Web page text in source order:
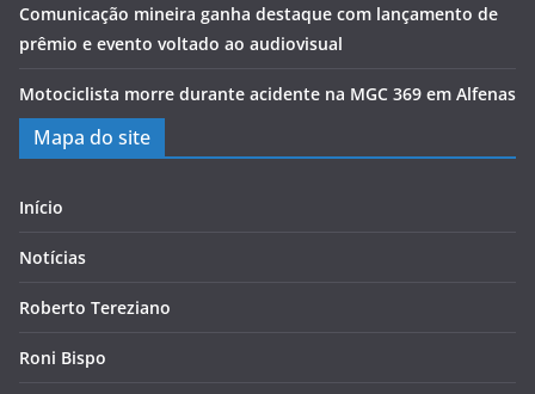
Comunicação mineira ganha destaque com lançamento de
prêmio e evento voltado ao audiovisual
Motociclista morre durante acidente na MGC 369 em Alfenas
Mapa do site
Início
Notícias
Roberto Tereziano
Roni Bispo